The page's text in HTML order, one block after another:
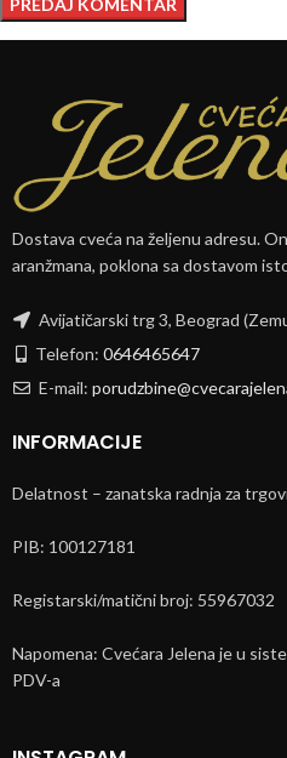
Dostava cveća na željenu adresu.
aranžmana, poklona sa dostavom
Avijatičarski trg 3, Beograd
Telefon: 0646465647
E-mail:
INFORMACIJE
Delatnost – zanatska radnja za
PIB: 100127181
Registarski/matični broj: 55967032
Napomena: Cvećara Jelena je u
PDV-a